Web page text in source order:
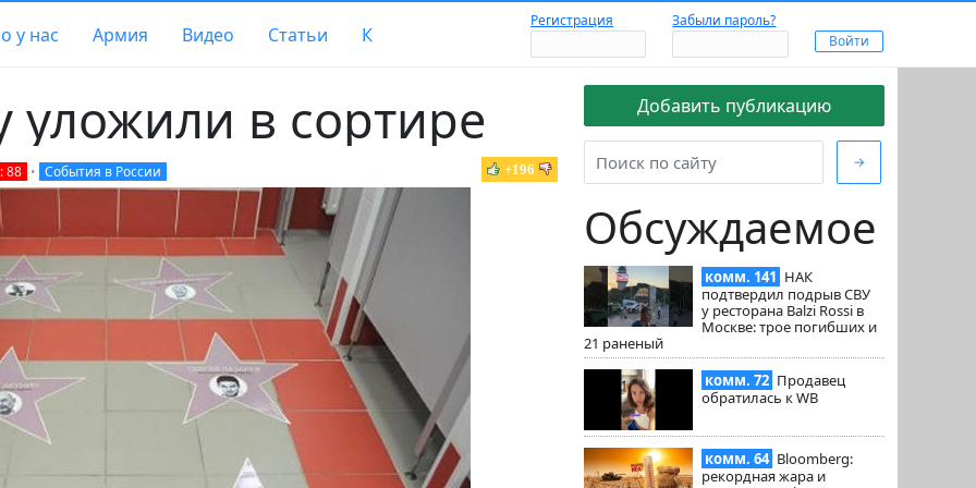
у нас Армия Видео Статьи К
Регистрация Забыли пароль?
Добавить публикацию
→
Обсуждаемое
комм. 141 НАК
подтвердил подрыв СВУ
у ресторана Balzi Rossi в
Москве: трое погибших и
21 раненый
комм. 72 Продавец
обратилась к WB
комм. 64 Bloomberg:
рекордная жара и
уложили в сортире
88 • События в России +196